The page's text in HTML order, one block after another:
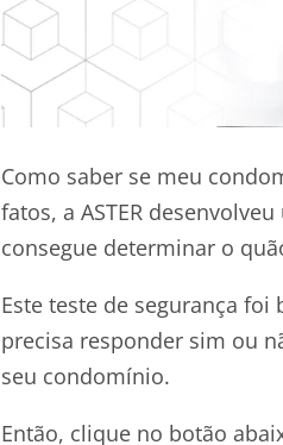
Como saber se meu
fatos, a ASTER
consegue determinar o
Este teste de segurança
precisa responder sim ou
seu condomínio.
Então, clique no botão